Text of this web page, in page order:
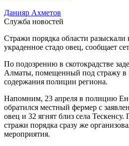
Данияр Ахметов
Служба новостей
Стражи порядка области
украденное стадо овец, сообщает
По подозрению в скотокрадстве
Алматы, помещенный под стражу в
содержания полиции региона.
Напомним, 23 апреля в полицию
обратился местный фермер с
овец и 32 ягнят близ села
стражи порядка сразу же
мероприятия.